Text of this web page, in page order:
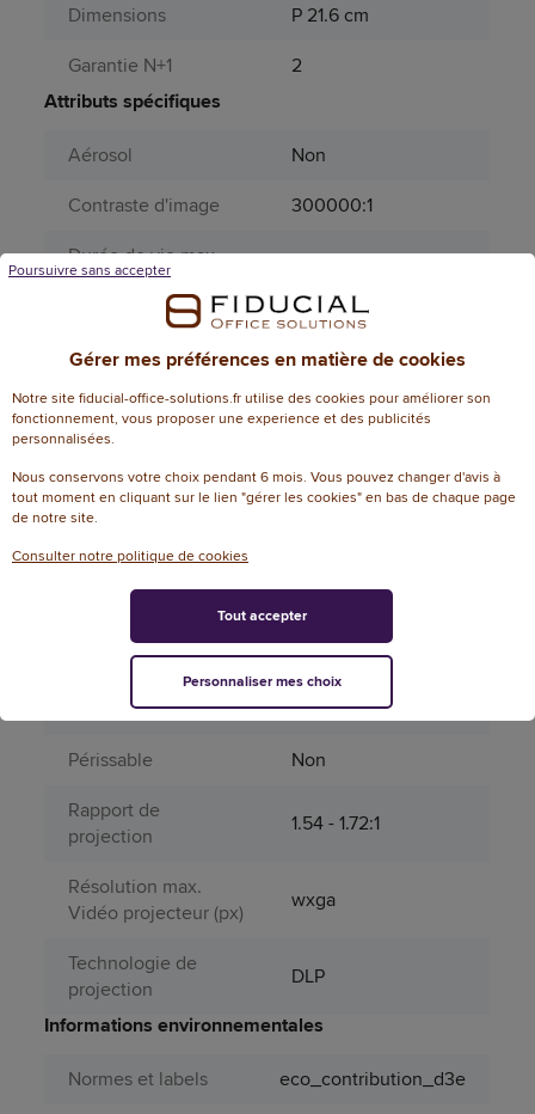
Dimensions
P 21.6 cm
Garantie N+1
2
Attributs spécifiques
Aérosol
Non
Contraste d'image
300000:1
Durée de vie max.
lampe
Format d'image
16:10
Intensité lumineuse
3600
Matière principale
Plastique
Page catalogue
273
3
Produit dangereux
Non
Périssable
Non
Rapport de
projection
1.54 - 1.72:1
Résolution max.
Vidéo projecteur (px)
wxga
Technologie de
projection
DLP
Informations environnementales
Normes et labels
eco_contribution_d3e
Gérer mes préférences en matière de cookies
Notre site fiducial-office-solutions.fr utilise des cookies pour améliorer son
fonctionnement, vous proposer une experience et des publicités
personnalisées.
Nous conservons votre choix pendant 6 mois. Vous pouvez changer d'avis à
tout moment en cliquant sur le lien "gérer les cookies" en bas de chaque page
de notre site.
Consulter notre politique de cookies
Poursuivre sans accepter
Personnaliser mes choix
Tout accepter